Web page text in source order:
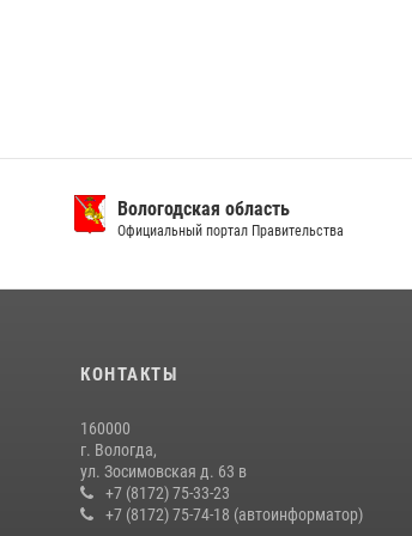
Вологодская область
Официальный портал Правительства
КОНТАКТЫ
160000
г. Вологда,
ул. Зосимовская д. 63 в
+7 (8172) 75-33-23
+7 (8172) 75-74-18 (автоинформатор)